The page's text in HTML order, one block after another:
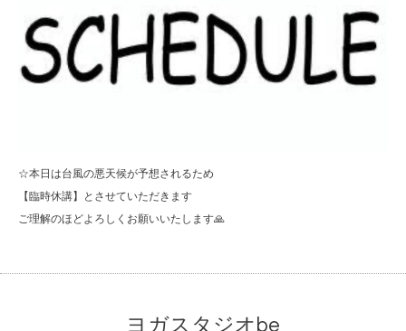
☆本日は台風の悪天候が予想されるため
【臨時休講】とさせていただきます
ご理解のほどよろしくお願いいたします🙏
ヨガスタジオbe